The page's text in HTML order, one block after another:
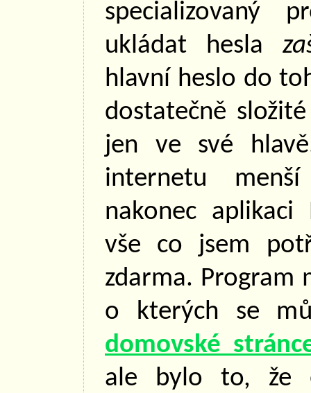
specializovaný
ukládat hesla
hlavní heslo do
dostatečně
jen ve své
internetu
nakonec aplikaci
vše co jsem
zdarma. Program
o kterých se
domovské
ale bylo to, že